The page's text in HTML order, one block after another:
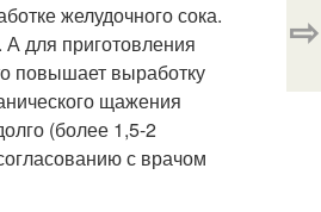
желудочного сока.
для приготовления
повышает выработку
щажения
(более 1,5-2
с врачом
⇨